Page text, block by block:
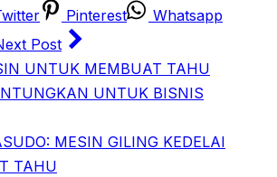
Pinterest
Whatsapp
Post
UNTUK MEMBUAT TAHU
UNTUK BISNIS
MESIN GILING KEDELAI
TAHU